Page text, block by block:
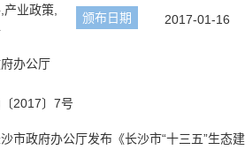
业政策,
颁布日期 2017-01-16
办公厅
2017〕7号
市政府办公厅发布《长沙市“十三五”生态